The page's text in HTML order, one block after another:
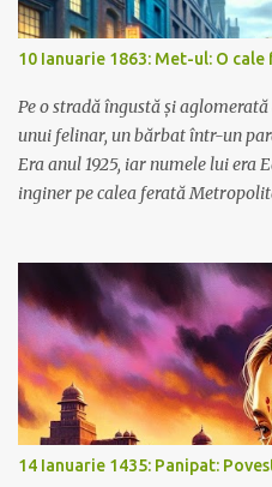
10 Ianuarie 1863: Met-ul: O
Pe o stradă îngustă și
unui felinar, un bărbat într-un
Era anul 1925, iar numele lui era
inginer pe calea ferată
în inima Londrei și în suburbiile
14 Ianuarie 1435: Panipat: